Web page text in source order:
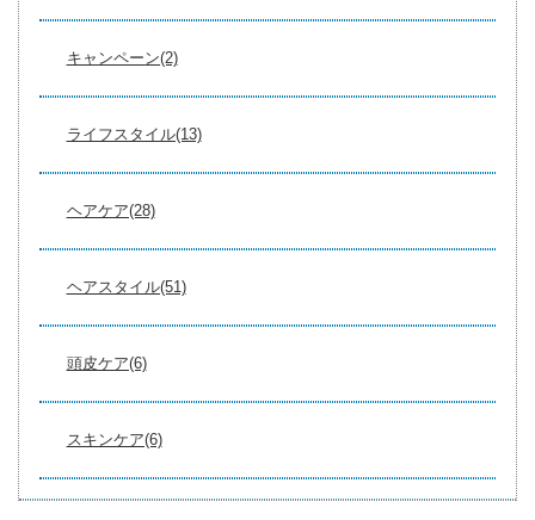
キャンペーン(2)
ライフスタイル(13)
ヘアケア(28)
ヘアスタイル(51)
頭皮ケア(6)
スキンケア(6)